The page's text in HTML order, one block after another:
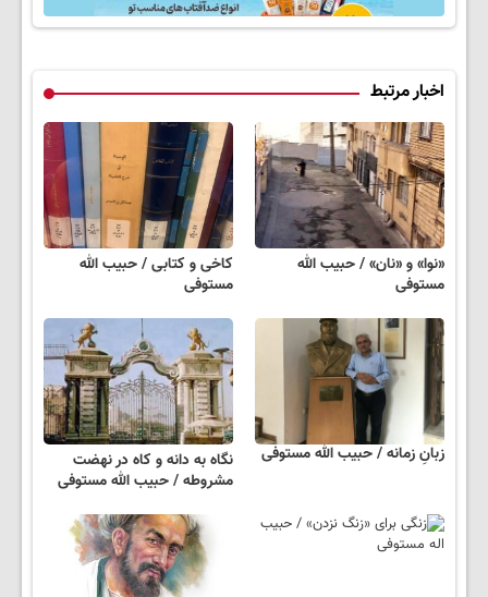
اخبار مرتبط
«نوا» و «نان» / حبیب الله
مستوفی
کاخی و کتابی / حبیب الله
مستوفی
زبانِ زمانه / حبیب الله مستوفی
نگاه به دانه و کاه در نهضت
مشروطه / حبیب الله مستوفی